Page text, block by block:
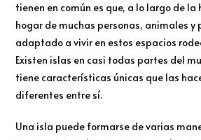
tienen en común es que, a lo largo de
hogar de muchas personas, animales y
adaptado a vivir en estos espacios
Existen islas en casi todas partes del
tiene características únicas que las
diferentes entre sí.
Una isla puede formarse de varias